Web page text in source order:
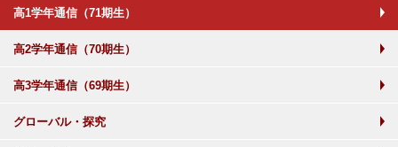
高1学年通信（71期生）
高2学年通信（70期生）
高3学年通信（69期生）
グローバル・探究